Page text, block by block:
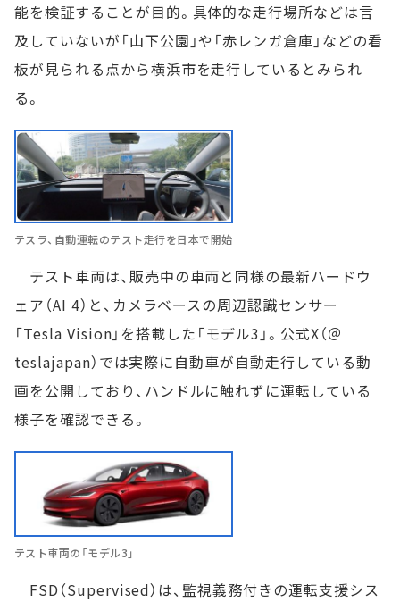
能を検証することが目的。具体的な走行場所などは言
及していないが「山下公園」や「赤レンガ倉庫」などの看
板が見られる点から横浜市を走行しているとみられ
る。
テスラ、自動運転のテスト走行を日本で開始
テスト車両は、販売中の車両と同様の最新ハードウ
ェア（AI 4）と、カメラベースの周辺認識センサー
「Tesla Vision」を搭載した「モデル3」。公式X（＠
teslajapan）では実際に自動車が自動走行している動
画を公開しており、ハンドルに触れずに運転している
様子を確認できる。
テスト車両の「モデル3」
FSD（Supervised）は、監視義務付きの運転支援シス